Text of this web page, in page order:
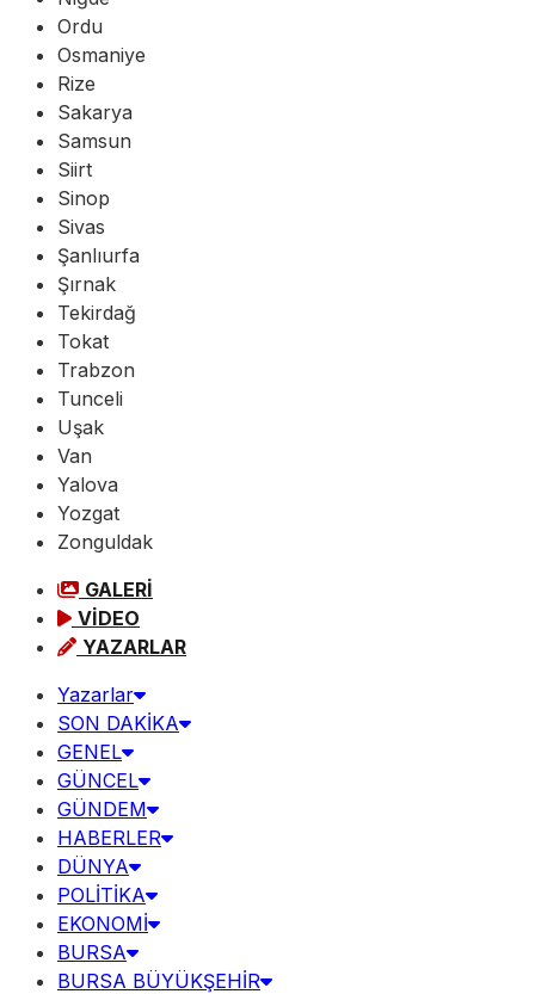
Ordu
Osmaniye
Rize
Sakarya
Samsun
Siirt
Sinop
Sivas
Şanlıurfa
Şırnak
Tekirdağ
Tokat
Trabzon
Tunceli
Uşak
Van
Yalova
Yozgat
Zonguldak
GALERİ
VİDEO
YAZARLAR
Yazarlar
SON DAKİKA
GENEL
GÜNCEL
GÜNDEM
HABERLER
DÜNYA
POLİTİKA
EKONOMİ
BURSA
BURSA BÜYÜKŞEHİR